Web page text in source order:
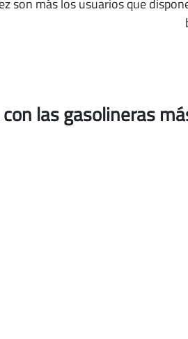
son más los usuarios que
las gasolineras